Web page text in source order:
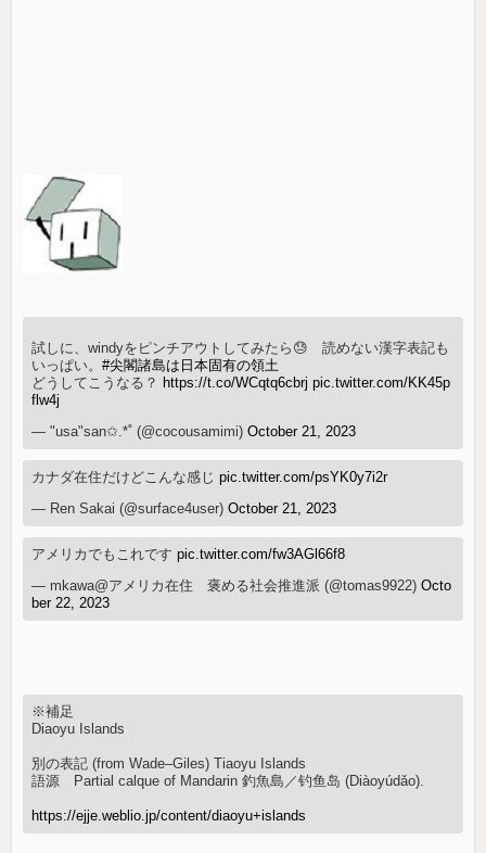
試しに、windyをピンチアウトしてみたら😓 読めない漢字表記も
いっぱい。#尖閣諸島は日本固有の領土
どうしてこうなる？ https://t.co/WCqtq6cbrj pic.twitter.com/KK45p
flw4j
— "usa"san✩.*˚ (@cocousamimi)October 21, 2023
カナダ在住だけどこんな感じpic.twitter.com/psYK0y7i2r
— Ren Sakai (@surface4user)October 21, 2023
アメリカでもこれですpic.twitter.com/fw3AGl66f8
— mkawa@アメリカ在住 褒める社会推進派 (@tomas9922)Octo
ber 22, 2023
※補足
Diaoyu Islands
別の表記 (from Wade–Giles) Tiaoyu Islands
語源 Partial calque of Mandarin 釣魚島／钓鱼岛 (Diàoyúdǎo).
https://ejje.weblio.jp/content/diaoyu+islands